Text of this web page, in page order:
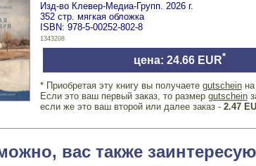
Изд-во Клевер-Медиа-Групп. 2026 г.
352 стр. мягкая обложка
ISBN: 978-5-00252-802-8
1343208
цена: 24.66 EUR*
* Приобретая эту книгу вы получаете gutscheinна
Если это ваш первый заказ, то размер gutschein
если же это ваш второй или далее заказ - 2.47
вас также